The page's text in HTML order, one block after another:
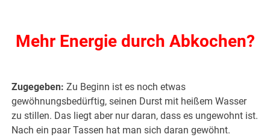
Mehr Energie durch Abkochen?
Zugegeben: Zu Beginn ist es noch etwas
gewöhnungsbedürftig, seinen Durst mit heißem Wasser
zu stillen. Das liegt aber nur daran, dass es ungewohnt ist.
Nach ein paar Tassen hat man sich daran gewöhnt.